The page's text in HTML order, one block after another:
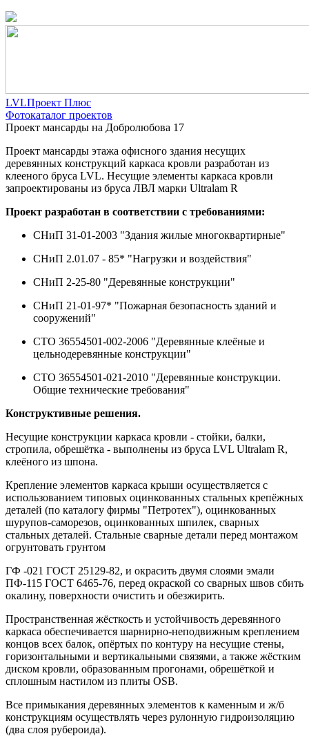
LVLПроект Плюс
Фотокаталог проектов
Проект мансарды на Добролюбова 17
Проект мансарды этажа офисного здания несущих
деревянных конструкций каркаса кровли разработан из
клееного бруса LVL. Несущие элементы каркаса кровли
запроектированы из бруса ЛВЛ марки Ultralam R
Проект разработан в соответствии с требованиями:
СНиП 31-01-2003 "Здания жилые многоквартирные"
СНиП 2.01.07 - 85* "Нагрузки и воздействия"
СНиП 2-25-80 "Деревянные конструкции"
СНиП 21-01-97* "Пожарная безопасность зданий и
сооружений"
СТО 36554501-002-2006 "Деревянные клеёные и
цельнодеревянные конструкции"
СТО 36554501-021-2010 "Деревянные конструкции.
Общие технические требования"
Конструктивные решения.
Несущие конструкции каркаса кровли - стойки, балки,
стропила, обрешётка - выполнены из бруса LVL Ultralam R,
клеёного из шпона.
Крепление элементов каркаса крыши осуществляется с
использованием типовых оцинкованных стальных крепёжных
деталей (по каталогу фирмы "Петротех"), оцинкованных
шурупов-саморезов, оцинкованных шпилек, сварных
стальных деталей. Стальные сварные детали перед монтажом
огрунтовать грунтом
ГФ -021 ГОСТ 25129-82, и окрасить двумя слоями эмали
ПФ-115 ГОСТ 6465-76, перед окраской со сварных швов сбить
окалину, поверхности очистить и обезжирить.
Пространственная жёсткость и устойчивость деревянного
каркаса обеспечивается шарнирно-неподвижным креплением
концов всех балок, опёртых по контуру на несущие стены,
горизонтальными и вертикальными связями, а также жёстким
диском кровли, образованным прогонами, обрешёткой и
сплошным настилом из плиты OSB.
Все примыкания деревянных элементов к каменным и ж/б
конструкциям осуществлять через рулонную гидроизоляцию
(два слоя рубероида).